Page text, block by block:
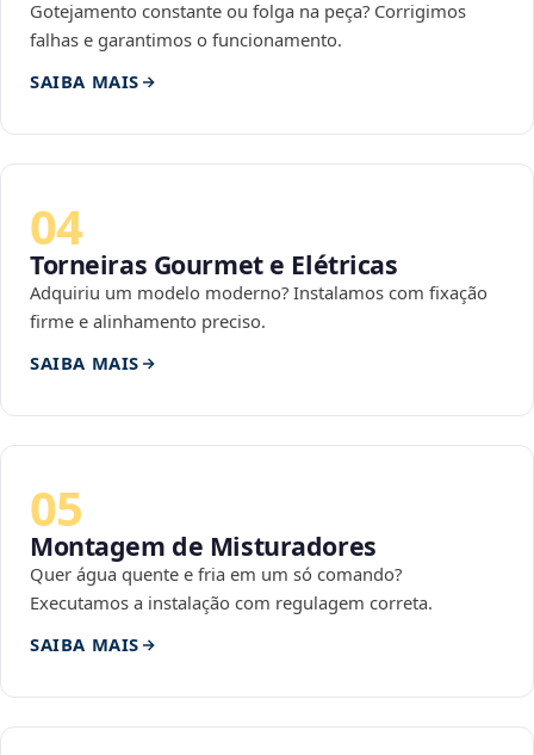
Gotejamento constante ou folga na peça? Corrigimos
falhas e garantimos o funcionamento.
SAIBA MAIS
04
Torneiras Gourmet e Elétricas
Adquiriu um modelo moderno? Instalamos com fixação
firme e alinhamento preciso.
SAIBA MAIS
05
Montagem de Misturadores
Quer água quente e fria em um só comando?
Executamos a instalação com regulagem correta.
SAIBA MAIS